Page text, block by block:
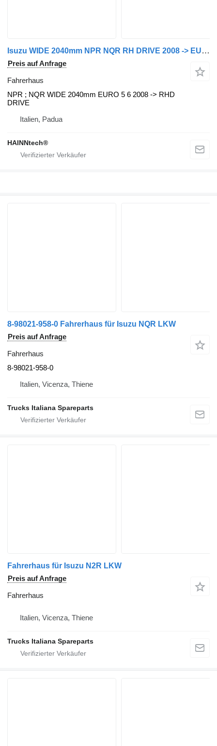
Isuzu WIDE 2040mm NPR NQR RH DRIVE 2008 -> EURO 5 EURO 6 Fahrerhaus für Isuzu LKW
Preis auf Anfrage
Fahrerhaus
NPR ; NQR WIDE 2040mm EURO 5 6 2008 -> RHD
DRIVE
Italien, Padua
HAINNtech®
8-98021-958-0 Fahrerhaus für Isuzu NQR LKW
Preis auf Anfrage
Fahrerhaus
8-98021-958-0
Italien, Vicenza, Thiene
Trucks Italiana Spareparts
Fahrerhaus für Isuzu N2R LKW
Preis auf Anfrage
Fahrerhaus
Italien, Vicenza, Thiene
Trucks Italiana Spareparts